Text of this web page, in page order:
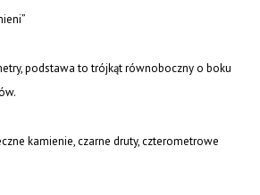
podstawa to trójkąt równoboczny o boku
kamienie, czarne druty, czterometrowe